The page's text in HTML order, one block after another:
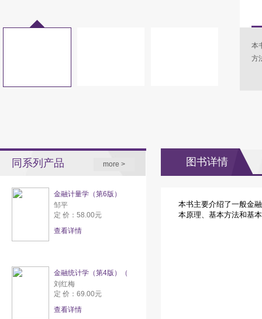
本
方
同系列产品 more >
金融计量学（第6版）
邹平
定 价：58.00元
查看详情
金融统计学（第4版）（
刘红梅
定 价：69.00元
查看详情
图书详情
本书主要介绍了一般金
本原理、基本方法和基